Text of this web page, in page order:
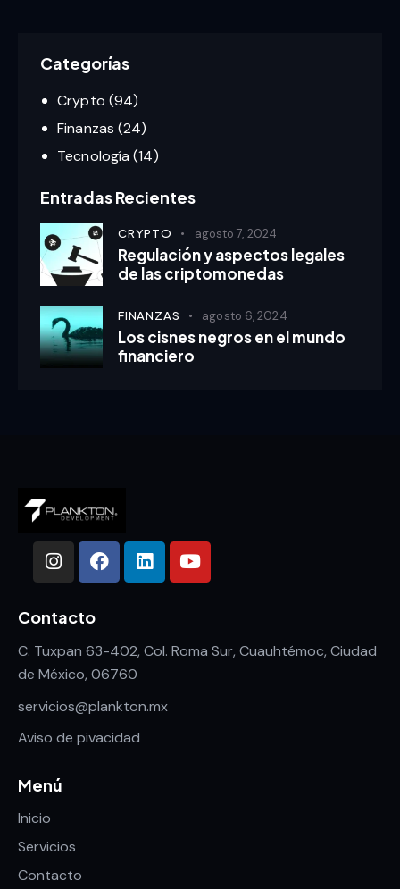
Categorías
Crypto (94)
Finanzas (24)
Tecnología (14)
Entradas Recientes
CRYPTO agosto 7, 2024
Regulación y aspectos legales
de las criptomonedas
FINANZAS agosto 6, 2024
Los cisnes negros en el mundo
financiero
Contacto
C. Tuxpan 63-402, Col. Roma Sur, Cuauhtémoc, Ciudad
de México, 06760
servicios@plankton.mx
Aviso de pivacidad
Menú
Inicio
Servicios
Contacto